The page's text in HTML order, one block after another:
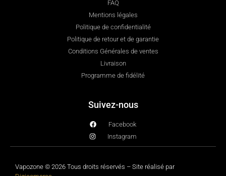
FAQ
Mentions légales
Politique de confidentialité
Politique de retour et de garantie
Conditions Générales de ventes
Livraison
Programme de fidélité
Suivez-nous
Facebook
Instagram
Vapozone © 2026 Tous droits réservés – Site réalisé par